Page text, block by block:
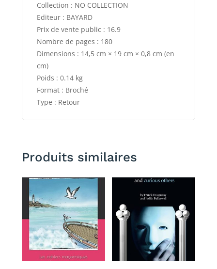
Collection : NO COLLECTION
Editeur : BAYARD
Prix de vente public : 16.9
Nombre de pages : 180
Dimensions : 14,5 cm × 19 cm × 0,8 cm (en
cm)
Poids : 0.14 kg
Format : Broché
Type : Retour
Produits similaires